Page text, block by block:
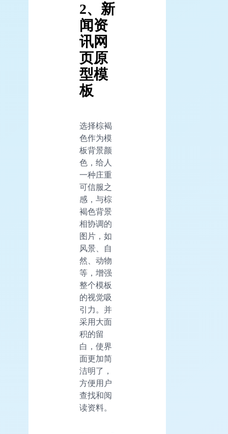
2、新
闻资
讯网
页原
型模
板
选择棕褐
色作为模
板背景颜
色，给人
一种庄重
可信服之
感，与棕
褐色背景
相协调的
图片，如
风景、自
然、动物
等，增强
整个模板
的视觉吸
引力。并
采用大面
积的留
白，使界
面更加简
洁明了，
方便用户
查找和阅
读资料。